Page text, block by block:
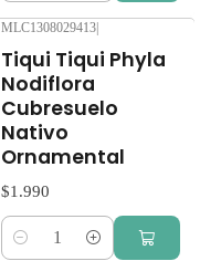
MLC1308029413
Tiqui Tiqui Phyla
Nodiflora
Cubresuelo
Nativo
Ornamental
$1.990
Cantidad